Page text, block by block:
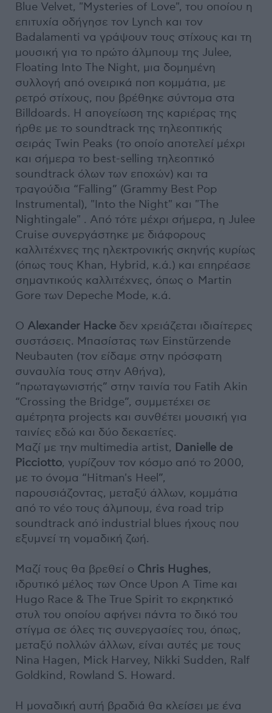
Blue Velvet, "Mysteries of Love", του οποίου η
επιτυχία οδήγησε τον Lynch και τον
Badalamenti να γράψουν τους στίχους και τη
μουσική για το πρώτο άλμπουμ της Julee,
Floating Ιnto Τhe Νight, μια δομημένη
συλλογή από ονειρικά ποπ κομμάτια, με
ρετρό στίχους, που βρέθηκε σύντομα στα
Billdoards. H απογείωση της καριέρας της
ήρθε με το soundtrack της τηλεοπτικής
σειράς Twin Peaks (το οποίο αποτελεί μέχρι
και σήμερα το best-selling τηλεοπτικό
soundtrack όλων των εποχών) και τα
τραγούδια “Falling” (Grammy Best Pop
Instrumental), "Into the Night" και "The
Nightingale" . Από τότε μέχρι σήμερα, η Julee
Cruise συνεργάστηκε με διάφορους
καλλιτέχνες της ηλεκτρονικής σκηνής κυρίως
(όπως τους Khan, Hybrid, κ.ά.) και επηρέασε
σημαντικούς καλλιτέχνες, όπως ο Martin
Gore των Depeche Mode, κ.ά.
Ο Alexander Hacke δεν χρειάζεται ιδιαίτερες
συστάσεις. Μπασίστας των Einstürzende
Neubauten (τον είδαμε στην πρόσφατη
συναυλία τους στην Αθήνα),
“πρωταγωνιστής” στην ταινία του Fatih Akin
“Crossing the Bridge”, συμμετέχει σε
αμέτρητα projects και συνθέτει μουσική για
ταινίες εδώ και δύο δεκαετίες.
Μαζί με την multimedia artist, Danielle de
Picciotto, γυρίζουν τον κόσμο από το 2000,
με το όνομα “Hitman's Heel”,
παρουσιάζοντας, μεταξύ άλλων, κομμάτια
από το νέο τους άλμπουμ, ένα road trip
soundtrack από industrial blues ήχους που
εξυμνεί τη νομαδική ζωή.
Μαζί τους θα βρεθεί ο Chris Hughes,
ιδρυτικό μέλος των Once Upon A Time και
Hugo Race & The True Spirit το εκρηκτικό
στυλ του οποίου αφήνει πάντα το δικό του
στίγμα σε όλες τις συνεργασίες του, όπως,
μεταξύ πολλών άλλων, είναι αυτές με τους
Nina Hagen, Mick Harvey, Nikki Sudden, Ralf
Goldkind, Rowland S. Howard.
H μοναδική αυτή βραδιά θα κλείσει με ένα